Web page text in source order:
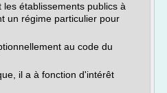
établissements publics à
un régime particulier pour
au code du
il a à fonction d'intérêt